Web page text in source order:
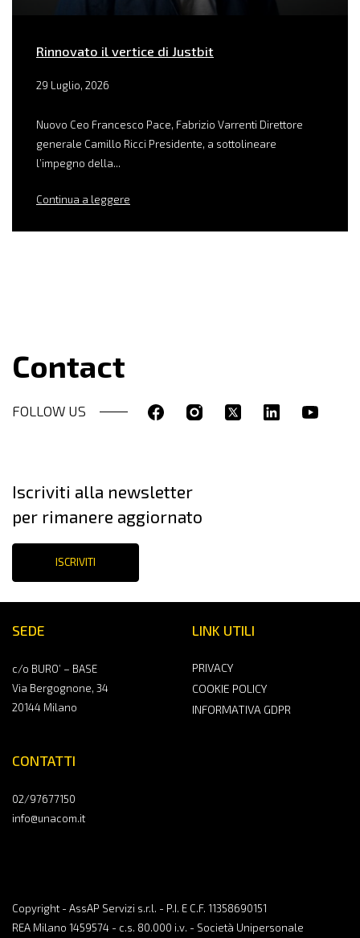
Rinnovato il vertice di Justbit
29 Luglio, 2026
Nuovo Ceo Francesco Pace, Fabrizio Varrenti Direttore
generale Camillo Ricci Presidente, a sottolineare
l’impegno della...
Continua a leggere
Contact
FOLLOW US
SEDE
c/o BURO’ – BASE
Via Bergognone, 34
20144 Milano
CONTATTI
02/97677150
info@unacom.it
LINK UTILI
PRIVACY
COOKIE POLICY
INFORMATIVA GDPR
Copyright - AssAP Servizi s.r.l. - P.I. E C.F. 11358690151
REA Milano 1459574 - c.s. 80.000 i.v. - Società Unipersonale
Iscriviti alla newsletter
per rimanere aggiornato
ISCRIVITI